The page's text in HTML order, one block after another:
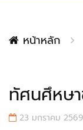
หน้าหลัก
ทัศนศึหษ
23 มกราคม 2569